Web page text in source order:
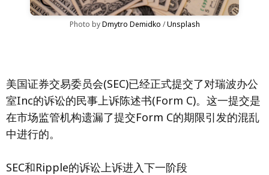
Photo by Dmytro Demidko / Unsplash
美国证券交易委员会(SEC)已经正式提交了对瑞波办公
室Inc的诉讼的民事上诉陈述书(Form C)。这一提交是
在市场监管机构遗漏了提交Form C的期限引发的混乱
中进行的。
SEC和Ripple的诉讼上诉进入下一阶段